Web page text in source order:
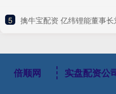
5 擒牛宝配资 亿纬锂能董事长刘
倍顺网 实盘配资公